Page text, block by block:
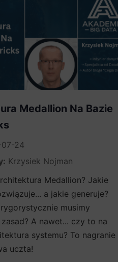
Medallion Na Bazie
24
Krzysiek Nojman
Medallion? Jakie
a jakie generuje?
musimy
A nawet... czy to na
systemu? To nagranie
uczta!